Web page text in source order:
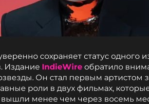
сохраняет статус одного
Издание IndieWire обратило
Он стал первым артистом
роли в двух фильмах,
менее чем через восемь